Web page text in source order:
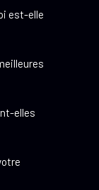
est-elle
elles